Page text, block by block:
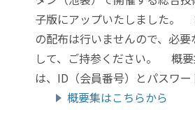
子版にアップいたしました。
の配布は行いませんので、必
して、ご持参ください。
概要
は、ID（会員番号）とパスワ
概要集はこちらから